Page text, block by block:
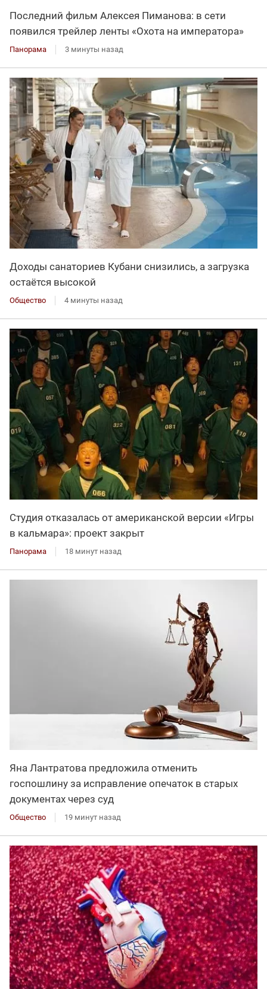
Последний фильм Алексея Пиманова: в сети
появился трейлер ленты «Охота на императора»
Панорама 3 минуты назад
Доходы санаториев Кубани снизились, а загрузка
остаётся высокой
Общество 4 минуты назад
Студия отказалась от американской версии «Игры
в кальмара»: проект закрыт
Панорама 18 минут назад
Яна Лантратова предложила отменить
госпошлину за исправление опечаток в старых
документах через суд
Общество 19 минут назад